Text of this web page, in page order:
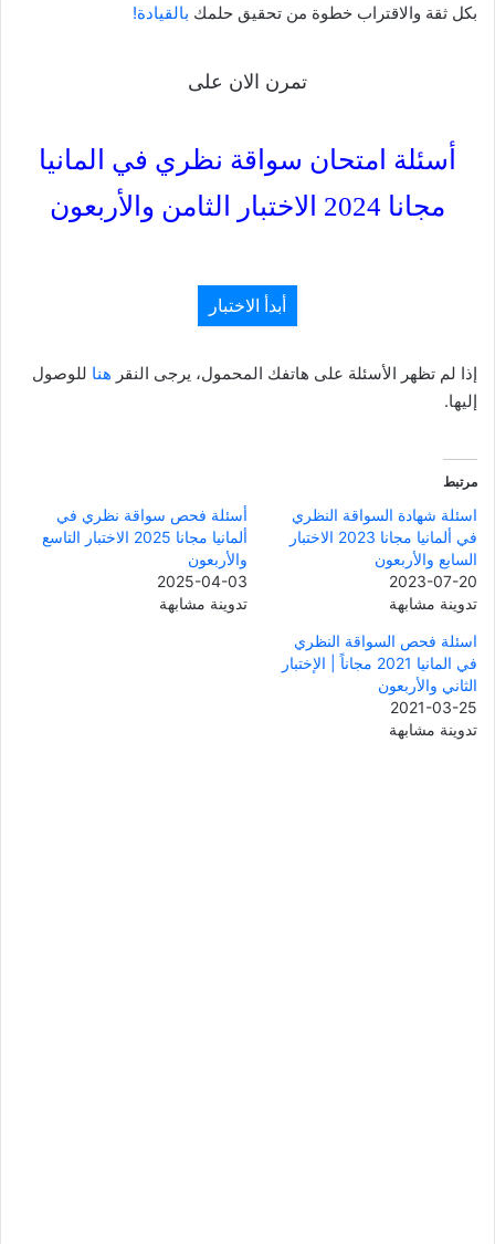
بكل ثقة والاقتراب خطوة من تحقيق حلمك بالقيادة!
تمرن الان على
أسئلة امتحان سواقة نظري في المانيا
مجانا 2024 الاختبار الثامن والأربعون
أبدأ الاختبار
إذا لم تظهر الأسئلة على هاتفك المحمول، يرجى النقر هنا للوصول
إليها.
مرتبط
اسئلة شهادة السواقة النظري
في ألمانيا مجانا 2023 الاختبار
السابع والأربعون
2023-07-20
تدوينة مشابهة
أسئلة فحص سواقة نظري في
ألمانيا مجانا 2025 الاختبار التاسع
والأربعون
2025-04-03
تدوينة مشابهة
اسئلة فحص السواقة النظري
في المانيا 2021 مجاناً | الإختبار
الثاني والأربعون
2021-03-25
تدوينة مشابهة